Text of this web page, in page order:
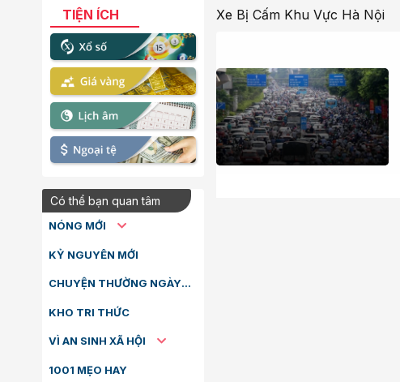
TIỆN ÍCH
Có thể bạn quan tâm
NÓNG MỚI
KỶ NGUYÊN MỚI
CHUYỆN THƯỜNG NGÀY
KHO TRI THỨC
VÌ AN SINH XÃ HỘI
1001 MẸO HAY
Xe Bị Cấm Khu Vực Hà Nội